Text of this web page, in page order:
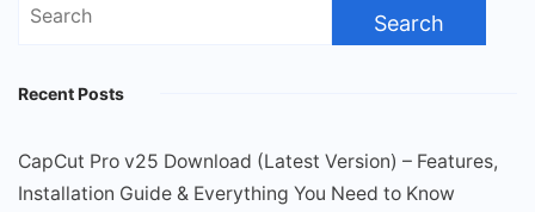
Recent Posts
CapCut Pro v25 Download (Latest Version) – Features,
Installation Guide & Everything You Need to Know